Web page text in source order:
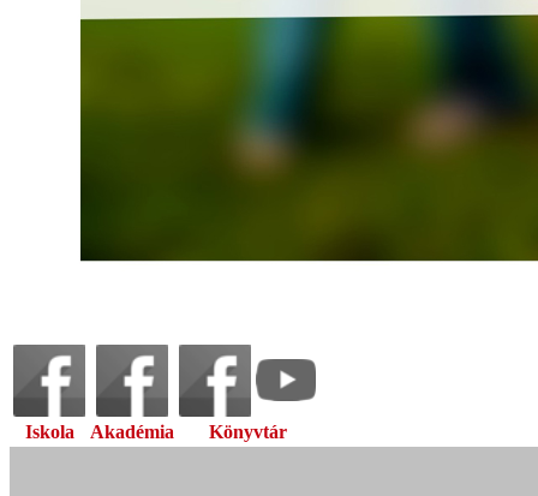
Iskola Akadémia Könyvtár